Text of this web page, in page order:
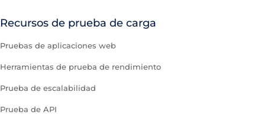
Recursos de prueba de carga
Pruebas de aplicaciones web
Herramientas de prueba de rendimiento
Prueba de escalabilidad
Prueba de API